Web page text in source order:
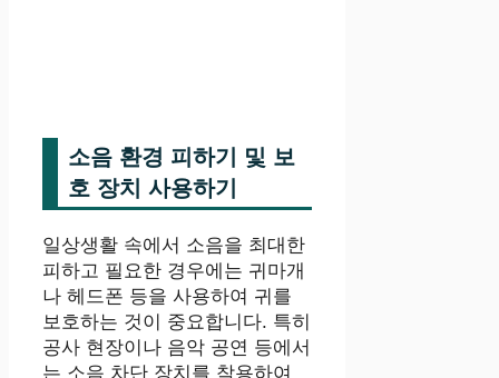
소음 환경 피하기 및 보
호 장치 사용하기
일상생활 속에서 소음을 최대한
피하고 필요한 경우에는 귀마개
나 헤드폰 등을 사용하여 귀를
보호하는 것이 중요합니다. 특히
공사 현장이나 음악 공연 등에서
는 소음 차단 장치를 착용하여